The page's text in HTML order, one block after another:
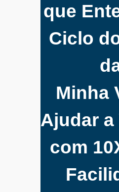
que
Ciclo
Minha
Ajudar a
com